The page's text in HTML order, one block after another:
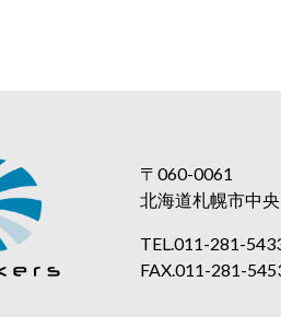
〒060-0061
北海道札幌市中
TEL. 011-281-
FAX.011-281-